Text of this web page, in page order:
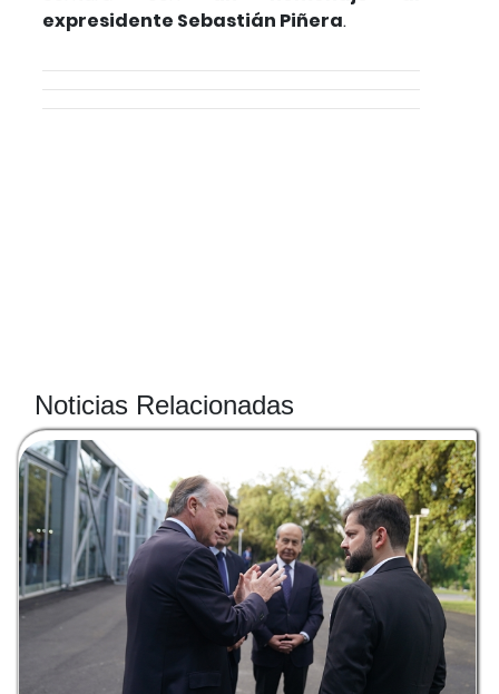
expresidente Sebastián Piñera.
Noticias Relacionadas